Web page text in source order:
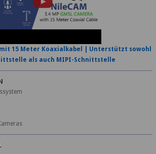
mit 15 Meter Koaxialkabel | Unterstützt sowohl
als auch MIPI-Schnittstelle